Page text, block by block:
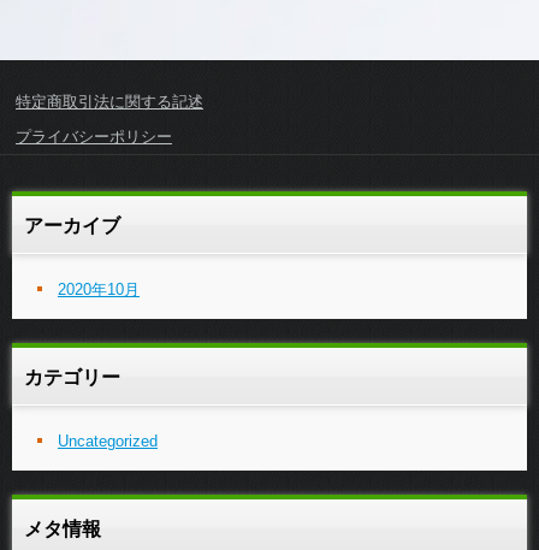
特定商取引法に関する記述
プライバシーポリシー
アーカイブ
2020年10月
カテゴリー
Uncategorized
メタ情報